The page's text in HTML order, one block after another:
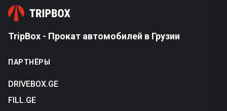
TripBox - Прокат автомобилей в Грузии
ПАРТНЁРЫ
DRIVEBOX.GE
FILL.GE